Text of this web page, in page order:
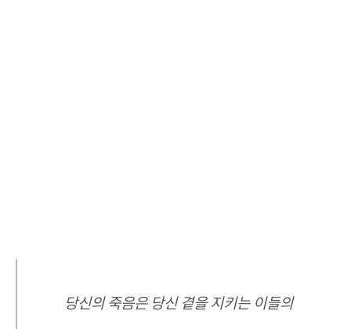
당신의 죽음은 당신 곁을 지키는 이들의